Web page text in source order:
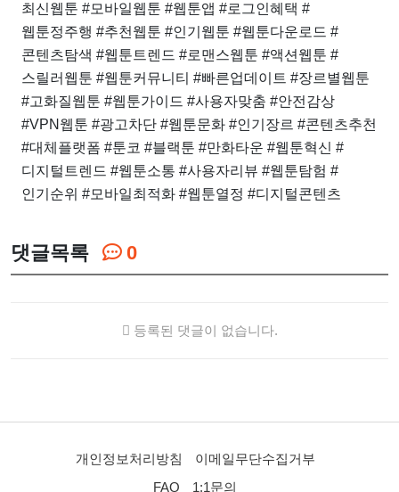
최신웹툰 #모바일웹툰 #웹툰앱 #로그인혜택 #
웹툰정주행 #추천웹툰 #인기웹툰 #웹툰다운로드 #
콘텐츠탐색 #웹툰트렌드 #로맨스웹툰 #액션웹툰 #
스릴러웹툰 #웹툰커뮤니티 #빠른업데이트 #장르별웹툰
#고화질웹툰 #웹툰가이드 #사용자맞춤 #안전감상
#VPN웹툰 #광고차단 #웹툰문화 #인기장르 #콘텐츠추천
#대체플랫폼 #툰코 #블랙툰 #만화타운 #웹툰혁신 #
디지털트렌드 #웹툰소통 #사용자리뷰 #웹툰탐험 #
인기순위 #모바일최적화 #웹툰열정 #디지털콘텐츠
댓글목록 0
등록된 댓글이 없습니다.
개인정보처리방침
이메일무단수집거부
FAQ
1:1문의